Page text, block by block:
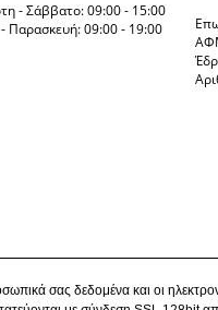
- Σάββατο: 09:00 - 15:00
Παρασκευή: 09:00 - 19:00
σας δεδομένα και οι